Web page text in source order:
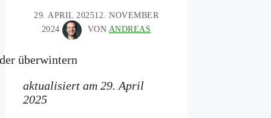
29. APRIL 202512. NOVEMBER
2024
VON ANDREAS
aktualisiert am 29. April
2025